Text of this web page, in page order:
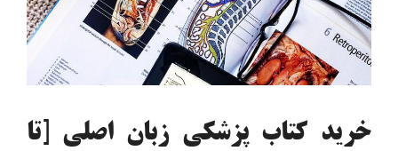
خرید کتاب پزشکی زبان اصلی [تا